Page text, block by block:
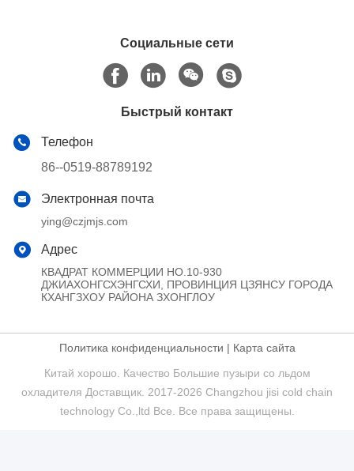
Социальные сети
Быстрый контакт
Телефон
86--0519-88789192
Электронная почта
ying@czjmjs.com
Адрес
КВАДРАТ КОММЕРЦИИ НО.10-930
ДЖИАХОНГСХЭНГСХИ, ПРОВИНЦИЯ ЦЗЯНСУ ГОРОДА
КХАНГЗХОУ РАЙОНА ЗХОНГЛОУ
Политика конфиденциальности | Карта сайта
Китай хорошо. Качество Большие пузыри со льдом
охладителя Доставщик. 2017-2026 Changzhou jisi cold chain
technology Co.,ltd Все. Все права защищены.